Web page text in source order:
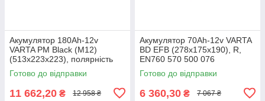
Акумулятор 180Ah-12v
VARTA PM Black (M12)
(513х223х223), полярність
зворотна (3), EN1400 680 011
140
Готово до відправки
11 662,20 ₴ 12 958 ₴
Акумулятор 70Ah-12v VARTA
BD EFB (278х175х190), R,
EN760 570 500 076
Готово до відправки
6 360,30 ₴ 7 067 ₴